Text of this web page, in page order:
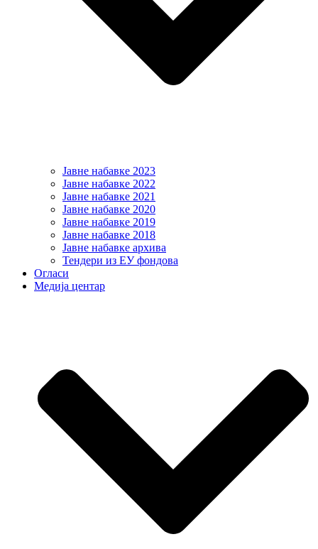
Јавне набавке 2023
Јавне набавке 2022
Јавне набавке 2021
Јавне набавке 2020
Јавне набавке 2019
Јавне набавке 2018
Јавне набавке архива
Тендери из ЕУ фондова
Огласи
Медија центар